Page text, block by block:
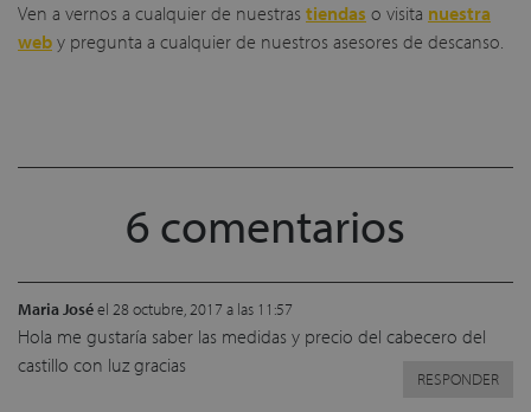
Ven a vernos a cualquier de nuestras tiendas o visita nuestra
web y pregunta a cualquier de nuestros asesores de descanso.
6 comentarios
Maria Joséel 28 octubre, 2017 a las 11:57
Hola me gustaría saber las medidas y precio del cabecero del
castillo con luz gracias
RESPONDER